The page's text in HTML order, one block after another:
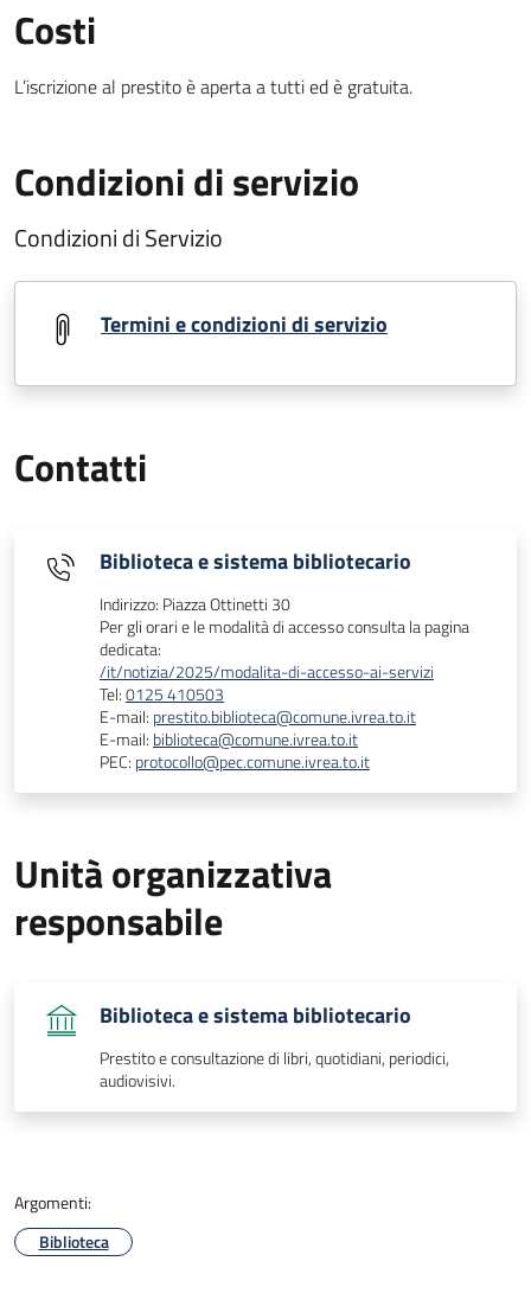
Costi
L’iscrizione al prestito è aperta a tutti ed è gratuita.
Condizioni di servizio
Condizioni di Servizio
Termini e condizioni di servizio
Contatti
Biblioteca e sistema bibliotecario
Indirizzo: Piazza Ottinetti 30
Per gli orari e le modalità di accesso consulta la pagina
dedicata:
/it/notizia/2025/modalita-di-accesso-ai-servizi
Tel:0125 410503
E-mail: prestito.biblioteca@comune.ivrea.to.it
E-mail: biblioteca@comune.ivrea.to.it
PEC: protocollo@pec.comune.ivrea.to.it
Unità organizzativa
responsabile
Biblioteca e sistema bibliotecario
Prestito e consultazione di libri, quotidiani, periodici,
audiovisivi.
Argomenti:
Biblioteca